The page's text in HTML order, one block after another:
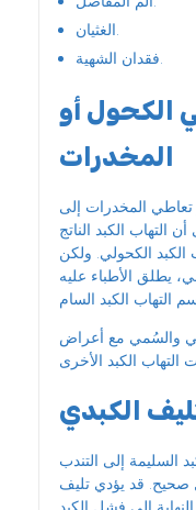
الغثيان.
فقدان الشهية.
الكحول أو
المخدرات
المخدرات إلى
التهاب الكبد الناتج
الكحولي. ولكن
يطلق الأطباء عليه
والسُمي مع أعراض
الكبدي
السليمة إلى التندب
صحيح. قد يؤدي تليف